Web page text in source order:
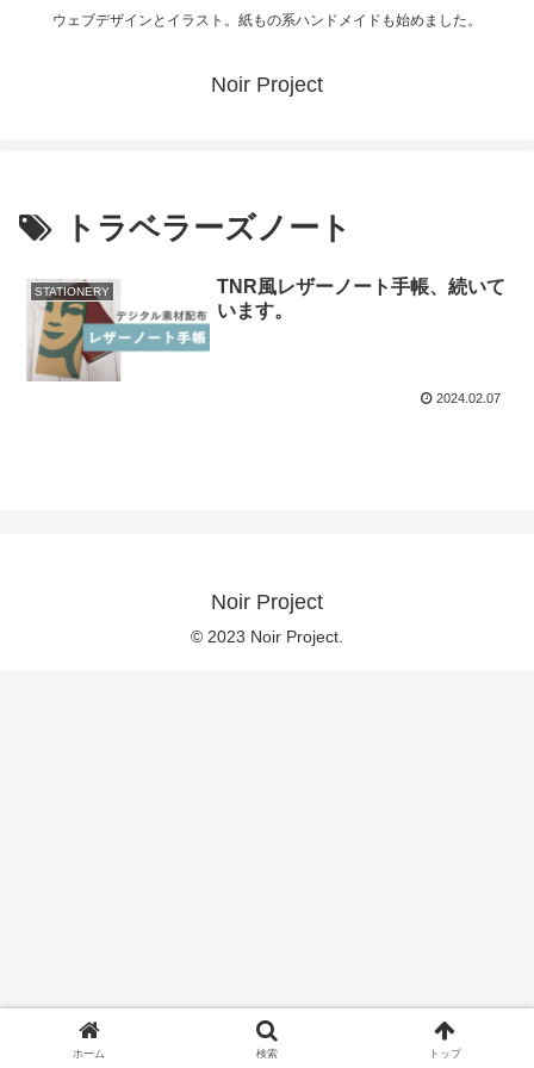
ウェブデザインとイラスト。紙もの系ハンドメイドも始めました。
Noir Project
トラベラーズノート
STATIONERY
TNR風レザーノート手帳、続いて
います。
2024.02.07
Noir Project
© 2023 Noir Project.
ホーム 検索 トップ